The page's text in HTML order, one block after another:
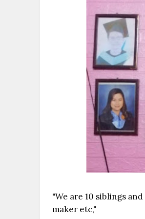
"We are 10 siblings
maker etc,"